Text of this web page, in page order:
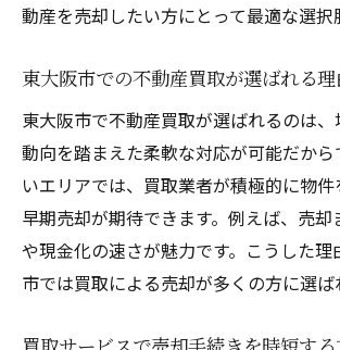
動産を売却したい方にとって最適な選択
東大阪市での不動産買取が選ばれる理
東大阪市で不動産買取が選ばれるのは
動向を踏まえた柔軟な対応が可能だから
いエリアでは、買取業者が積極的に物件
早期売却が期待できます。例えば、売却
や現金化の速さが魅力です。こうした理
市では買取による売却が多くの方に選ば